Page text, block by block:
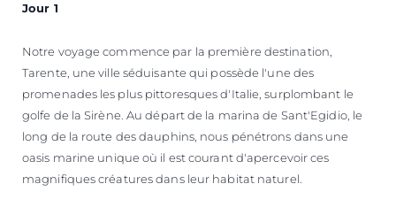
Jour 1
Notre voyage commence par la première destination,
Tarente, une ville séduisante qui possède l'une des
promenades les plus pittoresques d'Italie, surplombant le
golfe de la Sirène. Au départ de la marina de Sant'Egidio, le
long de la route des dauphins, nous pénétrons dans une
oasis marine unique où il est courant d'apercevoir ces
magnifiques créatures dans leur habitat naturel.